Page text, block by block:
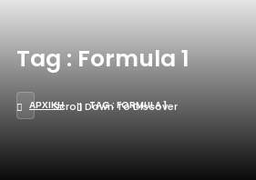
Tag : Formula 1
ΑΡΧΙΚΉ TAG : FORMULA 1
Scroll Down To Discover